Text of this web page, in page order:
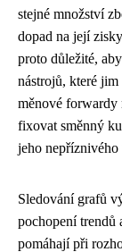
stejné množství
dopad na její
proto důležité, aby
nástrojů, které
měnové forwardy
fixovat směnný
jeho
Sledování grafů
pochopení
pomáhají při